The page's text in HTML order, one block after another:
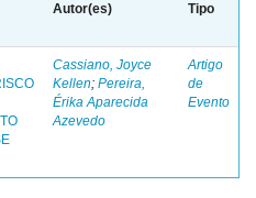
Autor(es) Tipo
Cassiano, Joyce
Kellen; Pereira,
Érika Aparecida
Azevedo
Artigo
de
Evento